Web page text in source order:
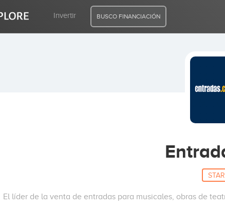
Invertir BUSCO FINANCIACIÓN
El líder de la venta de entradas para musicales, obras de